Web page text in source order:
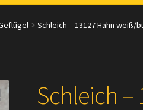
Zahlungsarten Versandarten
Schleich – 13127 Hahn weiß/
Schleich –